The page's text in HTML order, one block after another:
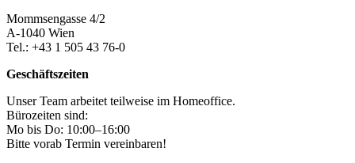
Mommsengasse 4/2
A-1040 Wien
Tel.: +43 1 505 43 76-0
Geschäftszeiten
Unser Team arbeitet teilweise im Homeoffice.
Bürozeiten sind:
Mo bis Do: 10:00–16:00
Bitte vorab Termin vereinbaren!